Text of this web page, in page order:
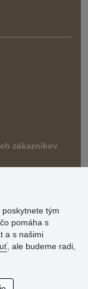
zákazníkov
poskytnete tým
pomáha s
a s našimi
, ale budeme radi,